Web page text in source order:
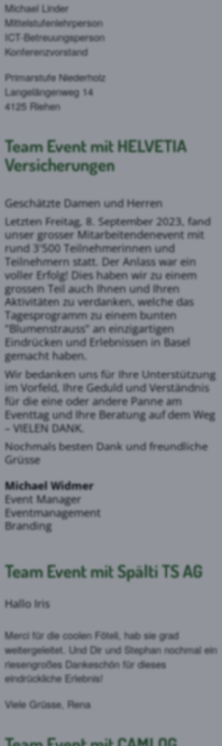
Michael Linder
Mittelstufenlehrperson
ICT-Betreuungsperson
Konferenzvorstand
Primarstufe Niederholz
Langelängenweg 14
4125 Riehen
Team Event mit HELVETIA
Versicherungen
Geschätzte Damen und Herren
Letzten Freitag, 8. September 2023, fand
unser grosser Mitarbeitendenevent mit
rund 3'500 Teilnehmerinnen und
Teilnehmern statt. Der Anlass war ein
voller Erfolg! Dies haben wir zu einem
grossen Teil auch Ihnen und Ihren
Aktivitäten zu verdanken, welche das
Tagesprogramm zu einem bunten
"Blumenstrauss" an einzigartigen
Eindrücken und Erlebnissen in Basel
gemacht haben.
Wir bedanken uns für Ihre Unterstützung
im Vorfeld, Ihre Geduld und Verständnis
für die eine oder andere Panne am
Eventtag und Ihre Beratung auf dem Weg
– VIELEN DANK.
Nochmals besten Dank und freundliche
Grüsse
Michael Widmer
Event Manager
Eventmanagement
Branding
Team Event mit Spälti TS AG
Hallo Iris
Merci für die coolen Föteli, hab sie grad
weitergeleitet. Und Dir und Stephan nochmal ein
riesengroßes Dankeschön für dieses
eindrückliche Erlebnis!
Viele Grüsse, Rena